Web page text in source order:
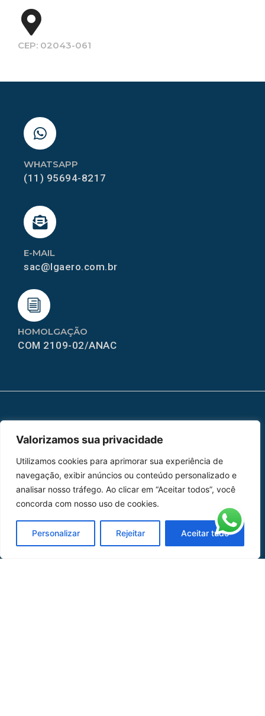
Valorizamos sua privacidade
Utilizamos cookies para aprimorar sua experiência de
navegação, exibir anúncios ou conteúdo personalizado e
analisar nosso tráfego. Ao clicar em “Aceitar todos”, você
concorda com nosso uso de cookies.
Personalizar Rejeitar Aceitar tudo
CEP: 02043-061
HOMOLGAÇÃO
COM 2109-02/ANAC
E-MAIL
sac@lgaero.com.br
WHATSAPP
(11) 95694-8217
Home
Peças
Catálogo de Aplicações
Oficina de Mangueiras